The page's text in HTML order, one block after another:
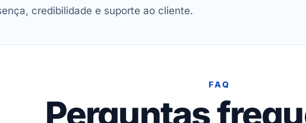
credibilidade e suporte ao cliente.
FAQ
Perguntas